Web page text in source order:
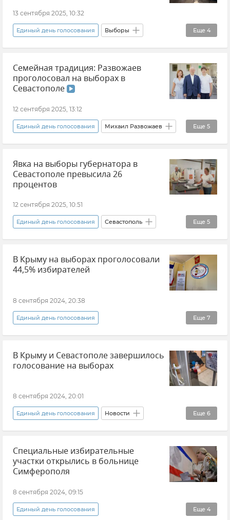
13 сентября 2025, 10:32
Еще 4
Единый день голосования Выборы
Центральная избирательная комиссия России (ЦИК)
Элла Памфилова Новости Россия
Семейная традиция: Развожаев
проголосовал на выборах в
Севастополе
12 сентября 2025, 13:12
Еще 5
Единый день голосования Михаил Развожаев
Севастополь Выборы Политика
Новости Севастополя Общество
Явка на выборы губернатора в
Севастополе превысила 26
процентов
12 сентября 2025, 10:51
Еще 5
Единый день голосования Севастополь
Выборы
Новости Севастополя
В Крыму на выборах проголосовали
44,5% избирателей
8 сентября 2024, 20:38
Еще 7
Единый день голосования
Единый день голосования - 2024 Выборы
Выборы в Крыму и Севастополе Крым
Михаил Малышев
Избирком Крыма
В Крыму и Севастополе завершилось
голосование на выборах
8 сентября 2024, 20:01
Еще 6
Единый день голосования Новости
Выборы в Крыму и Севастополе Крым
Севастополь Новости Крыма
Михаил Малышев
Специальные избирательные
участки открылись в больнице
Симферополя
8 сентября 2024, 09:15
Еще 4
Единый день голосования